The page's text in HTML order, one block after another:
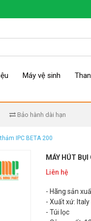
Máy vệ sinh
Bảo hành dài hạn
IPC BETA 200
MÁY HÚT
Liên hệ
- Hãng sản
- Xuất xứ: Italy
- Túi lọc